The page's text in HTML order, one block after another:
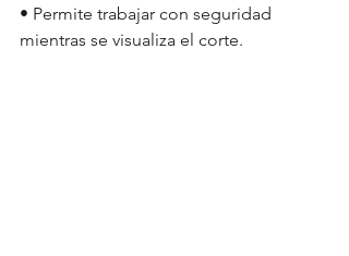
• Permite trabajar con seguridad
mientras se visualiza el corte.